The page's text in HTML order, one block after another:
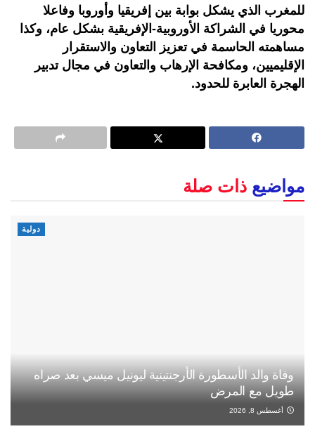
للمغرب الذي يشكل بوابة بين إفريقيا وأوروبا وفاعلا
محوريا في الشراكة الأوروبية-الإفريقية بشكل عام، وكذا
مساهمته الحاسمة في تعزيز التعاون والاستقرار
الإقليميين، ومكافحة الإرهاب والتعاون في مجال تدبير
الهجرة العابرة للحدود.
مواضيع ذات صلة
دولية
وفاة والد الأسطورة الأرجنتينية ليونيل ميسي بعد صراه
طويل مع المرض
أغسطس 8, 2026